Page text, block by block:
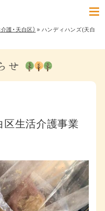
護・天白区） » ハンディハンズ(天白
生活介護事業